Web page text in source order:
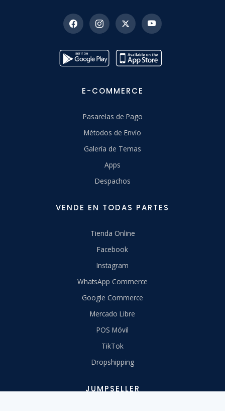
E-COMMERCE
Pasarelas de Pago
Métodos de Envío
Galería de Temas
Apps
Despachos
VENDE EN TODAS PARTES
Tienda Online
Facebook
Instagram
WhatsApp Commerce
Google Commerce
Mercado Libre
POS Móvil
TikTok
Dropshipping
JUMPSELLER